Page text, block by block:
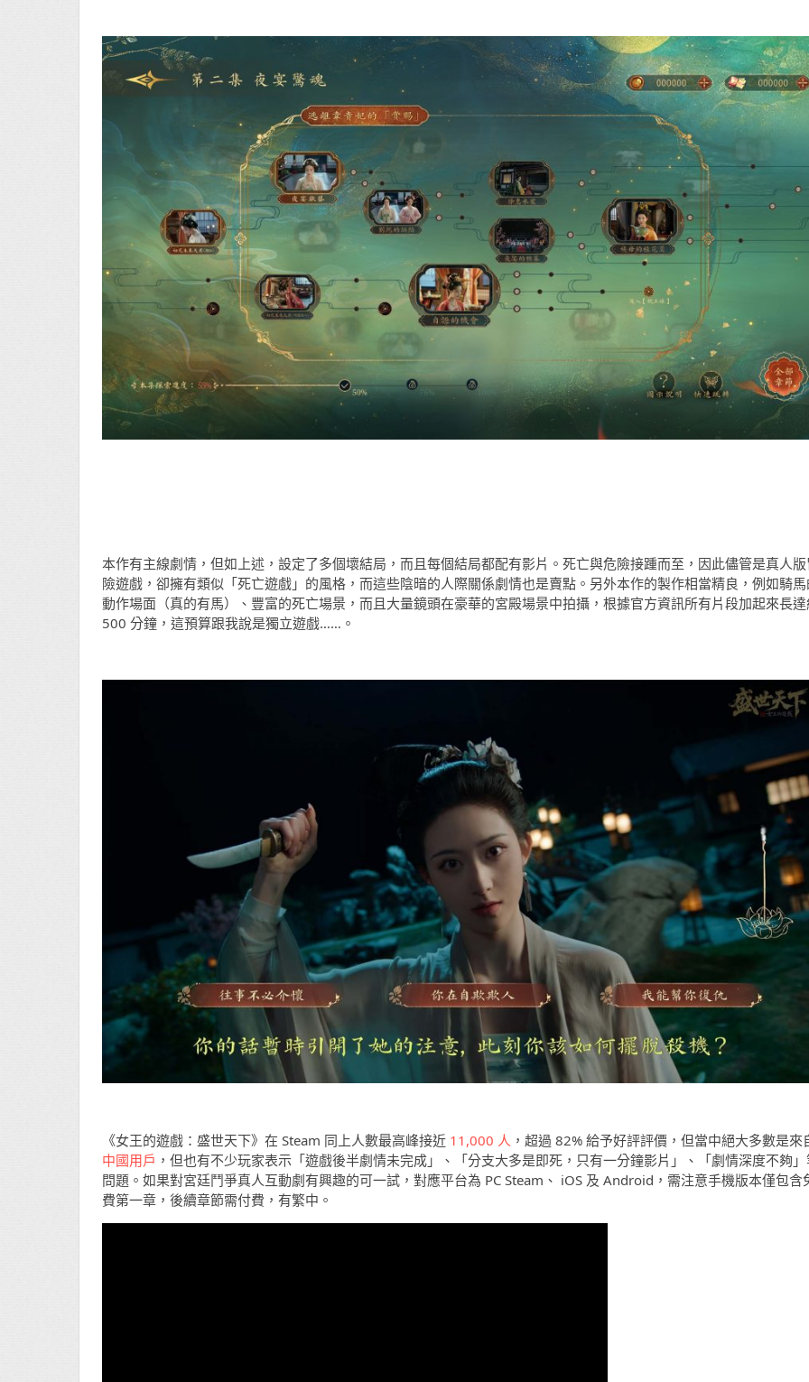
本作有主線劇情，但如上述，設定了多個壞結局，而且每個結局都配有影片。死亡與危險接踵而至，因此儘管是真人
險遊戲，卻擁有類似「死亡遊戲」的風格，而這些陰暗的人際關係劇情也是賣點。另外本作的製作相當精良，例如騎
動作場面（真的有馬）、豐富的死亡場景，而且大量鏡頭在豪華的宮殿場景中拍攝，根據官方資訊所有片段加起來長
500 分鐘，這預算跟我說是獨立遊戲……。
《女王的遊戲：盛世天下》在 Steam 同上人數最高峰接近 11,000 人 ，超過 82% 給予好評評價，但當中絕大多數是來
中國用戶 ，但也有不少玩家表示「遊戲後半劇情未完成」、「分支大多是即死，只有一分鐘影片」、「劇情深度不夠
問題。如果對宮廷鬥爭真人互動劇有興趣的可一試，對應平台為 PC Steam、 iOS 及 Android，需注意手機版本僅包含
費第一章，後續章節需付費，有繁中。